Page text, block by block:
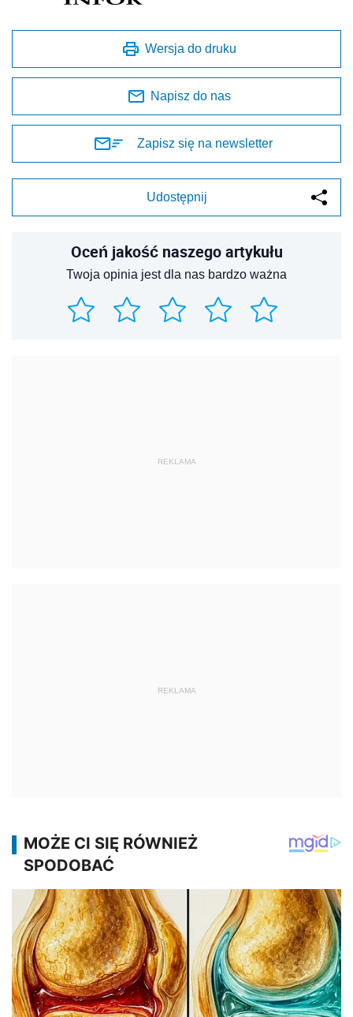
Wersja do druku
Napisz do nas
Zapisz się na newsletter
Udostępnij
Oceń jakość naszego artykułu
Twoja opinia jest dla nas bardzo ważna
REKLAMA
REKLAMA